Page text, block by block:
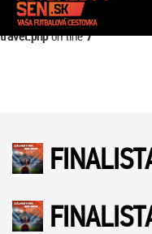
/sites/
travel.phpon line7